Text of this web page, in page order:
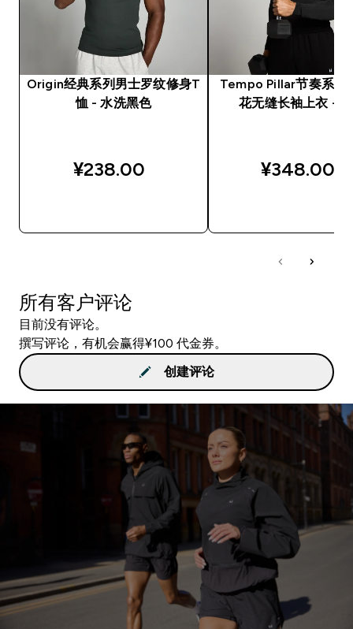
Origin经典系列男士罗纹修身T
恤 - 水洗黑色
¥238.00‎
Tempo Pillar节奏系列
花无缝长袖上衣 -
¥348.00‎
所有客户评论
目前没有评论。
撰写评论，有机会赢得¥100 代金券。
创建评论